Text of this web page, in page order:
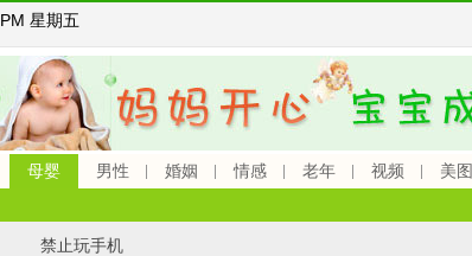
星期五
母婴 男性 婚姻 情感 老年 视频 美图
禁止玩手机